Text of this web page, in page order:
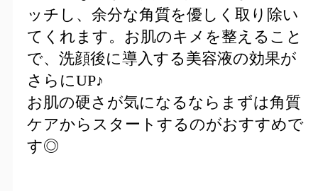
ッチし、余分な角質を優しく取り除い
てくれます。お肌のキメを整えること
で、洗顔後に導入する美容液の効果が
さらにUP♪
お肌の硬さが気になるならまずは角質
ケアからスタートするのがおすすめで
す◎